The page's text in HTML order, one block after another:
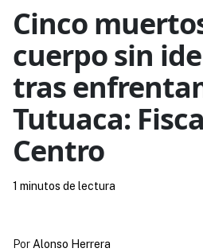
Cinco
cuerpo sin
tras
Tutuaca:
Centro
Por Alonso Herrera
1 minutos de lectura